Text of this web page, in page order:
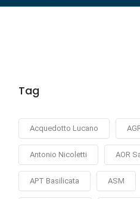
Tag
Acquedotto Lucano
Antonio Nicoletti AOR
APT Basilicata ASM